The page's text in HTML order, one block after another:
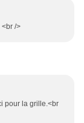
<br />
pour la grille.<br